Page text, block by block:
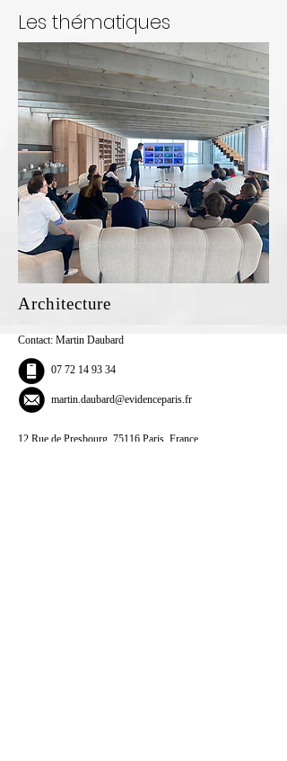
Les thématiques
Architecture
Contact: Martin Daubard
07 72 14 93 34
martin.daubard@evidenceparis.fr
12 Rue de Presbourg, 75116 Paris, France